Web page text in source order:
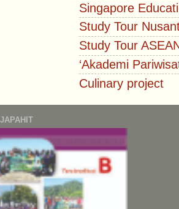
Singapore
Study Tour
Study Tour
‘Akademi
Culinary project